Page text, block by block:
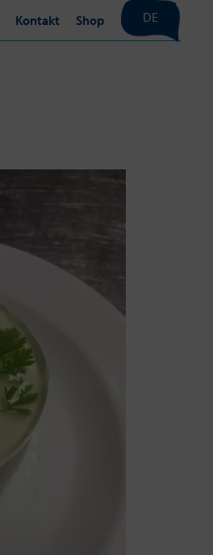
Kontakt Shop DE